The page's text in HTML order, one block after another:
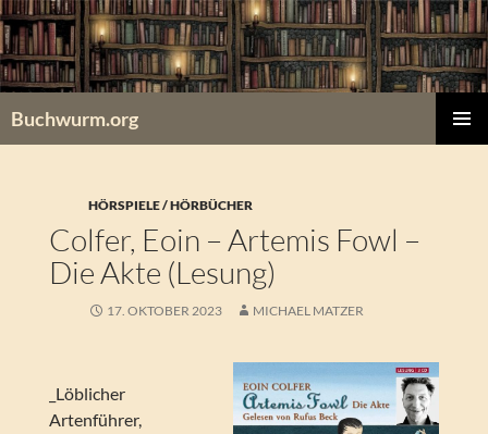
Zum
Inhalt
springen
Buchwurm.org
HÖRSPIELE / HÖRBÜCHER
Colfer, Eoin – Artemis Fowl –
Die Akte (Lesung)
17. OKTOBER 2023 MICHAEL MATZER
_Löblicher
Artenführer,